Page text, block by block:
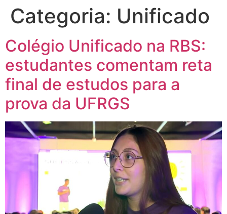
Categoria: Unificado
Colégio Unificado na RBS:
estudantes comentam reta
final de estudos para a
prova da UFRGS